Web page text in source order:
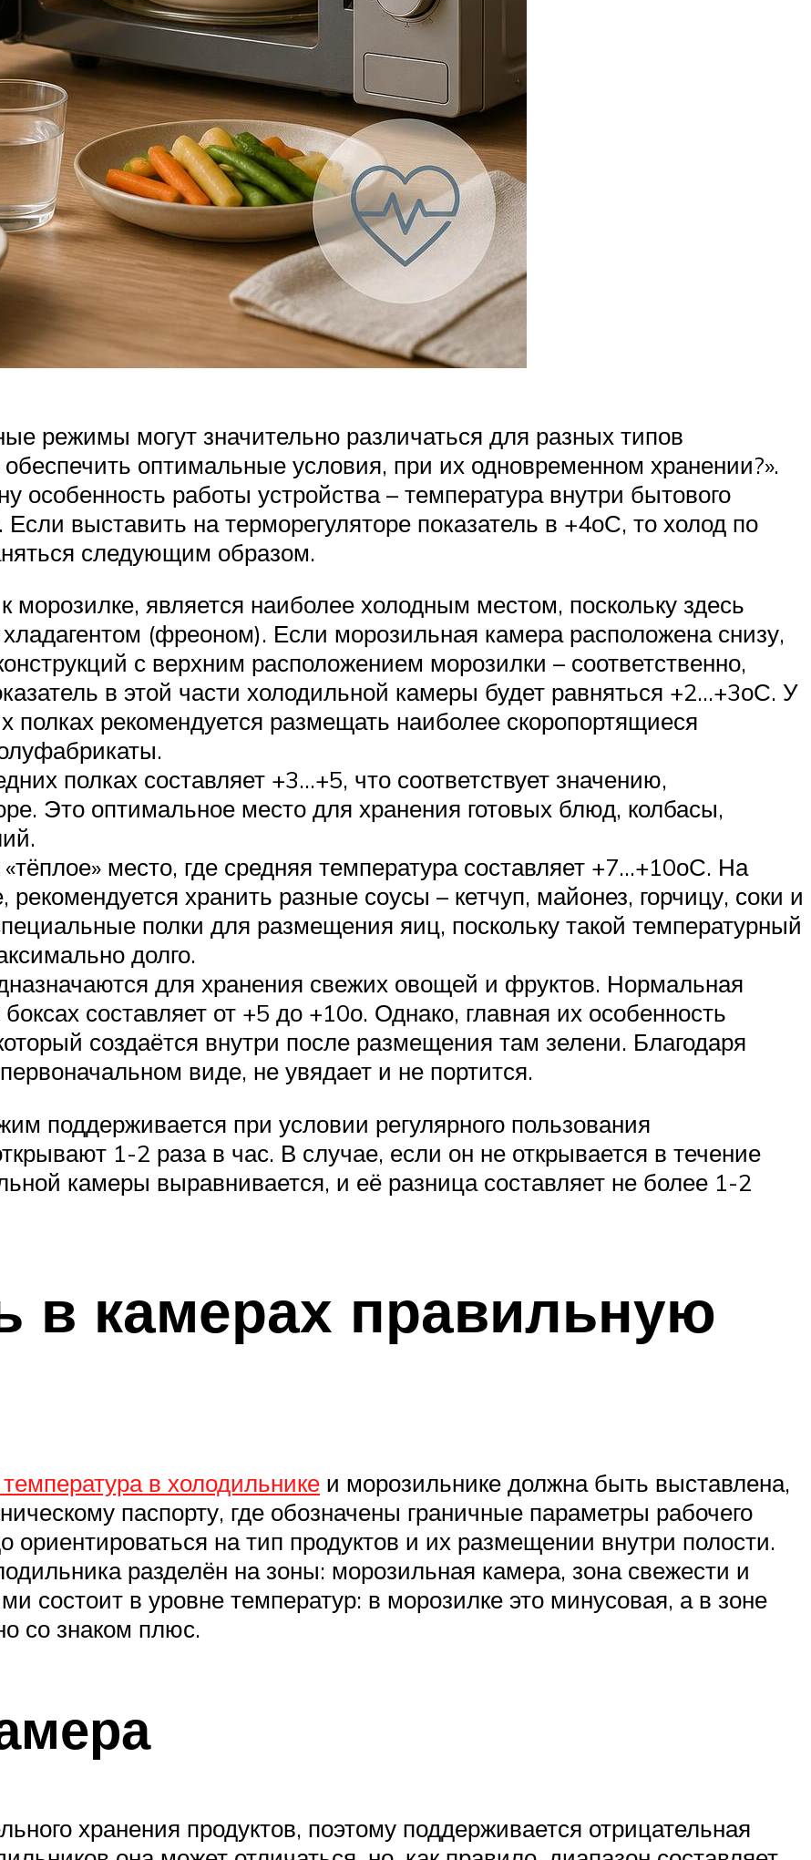
режимы могут значительно различаться для разных типов
обеспечить оптимальные условия, при их одновременном хранении?».
особенность работы устройства – температура внутри бытового
выставить на терморегуляторе показатель в +4оС, то холод по
следующим образом.
морозилке, является наиболее холодным местом, поскольку здесь
(фреоном). Если морозильная камера расположена снизу,
с верхним расположением морозилки – соответственно,
в этой части холодильной камеры будет равняться +2…+3оС. У
рекомендуется размещать наиболее скоропортящиеся
полках составляет +3…+5, что соответствует значению,
Это оптимальное место для хранения готовых блюд, колбасы,
место, где средняя температура составляет +7…+10оС. На
хранить разные соусы – кетчуп, майонез, горчицу, соки и
полки для размещения яиц, поскольку такой температурный
долго.
для хранения свежих овощей и фруктов. Нормальная
составляет от +5 до +10о. Однако, главная их особенность
создаётся внутри после размещения там зелени. Благодаря
виде, не увядает и не портится.
поддерживается при условии регулярного пользования
1-2 раза в час. В случае, если он не открывается в течение
камеры выравнивается, и её разница составляет не более 1-2
в камерах правильную
в холодильнике и морозильнике должна быть выставлена,
паспорту, где обозначены граничные параметры рабочего
ориентироваться на тип продуктов и их размещении внутри полости.
разделён на зоны: морозильная камера, зона свежести и
состоит в уровне температур: в морозилке это минусовая, а в зоне
со знаком плюс.
хранения продуктов, поэтому поддерживается отрицательная